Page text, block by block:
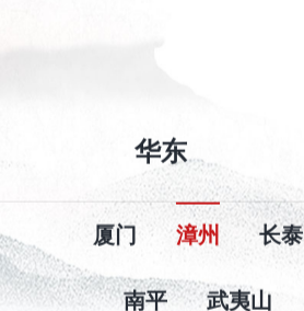
华东
厦门 漳州 长泰
南平 武夷山